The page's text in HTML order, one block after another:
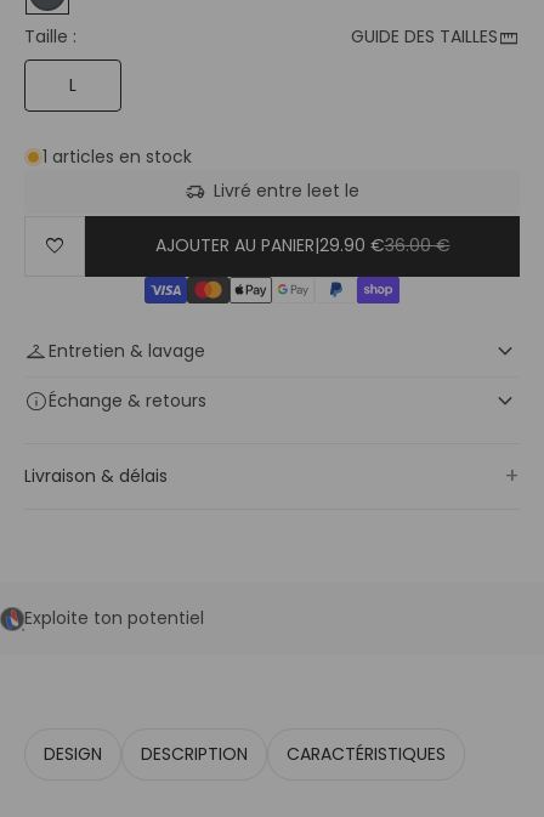
Taille : GUIDE DES TAILLESstraighten
L
1 articles en stock
delivery_truck_speed Livré entre leet le
favorite AJOUTER AU PANIER|29.90 €36.00 €
checkroomEntretien & lavage keyboard_arrow_down
infoÉchange & retours keyboard_arrow_down
Livraison & délais +
Exploite ton potentiel
DESIGN DESCRIPTION CARACTÉRISTIQUES